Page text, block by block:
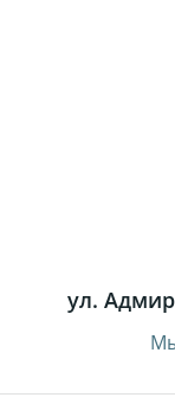
ул.